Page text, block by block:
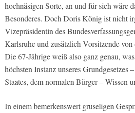
hochnäsigen Sorte, an und für sich wäre
Besonderes. Doch Doris König ist nicht
Vizepräsidentin des
Karlsruhe und zusätzlich Vorsitzende von
Die 67-Jährige weiß also ganz genau,
höchsten Instanz unseres Grundgesetzes
Staates, dem normalen Bürger – Wissen
In einem bemerkenswert gruseligen